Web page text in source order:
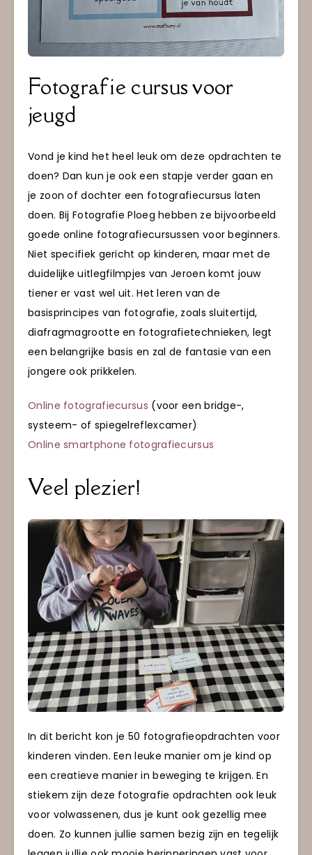
Fotografie cursus voor
jeugd
Vond je kind het heel leuk om deze opdrachten te
doen? Dan kun je ook een stapje verder gaan en
je zoon of dochter een fotografiecursus laten
doen. Bij Fotografie Ploeg hebben ze bijvoorbeeld
goede online fotografiecursussen voor beginners.
Niet specifiek gericht op kinderen, maar met de
duidelijke uitlegfilmpjes van Jeroen komt jouw
tiener er vast wel uit. Het leren van de
basisprincipes van fotografie, zoals sluitertijd,
diafragmagrootte en fotografietechnieken, legt
een belangrijke basis en zal de fantasie van een
jongere ook prikkelen.
Online fotografiecursus (voor een bridge-,
systeem- of spiegelreflexcamer)
Online smartphone fotografiecursus
Veel plezier!
In dit bericht kon je 50 fotografieopdrachten voor
kinderen vinden. Een leuke manier om je kind op
een creatieve manier in beweging te krijgen. En
stiekem zijn deze fotografie opdrachten ook leuk
voor volwassenen, dus je kunt ook gezellig mee
doen. Zo kunnen jullie samen bezig zijn en tegelijk